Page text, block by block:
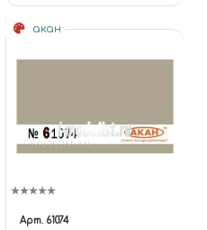
акан
Арт. 61074